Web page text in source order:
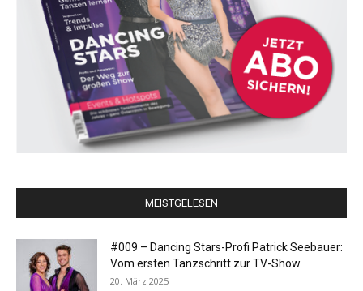
MEISTGELESEN
#009 – Dancing Stars-Profi Patrick Seebauer:
Vom ersten Tanzschritt zur TV-Show
20. März 2025